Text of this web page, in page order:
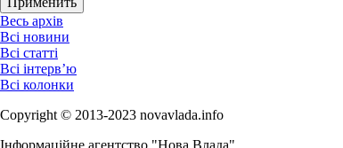
Весь архів
Всі новини
Всі статті
Всі інтерв’ю
Всі колонки
Copyright © 2013-2023 novavlada.info
Інформаційне агентство "Нова Влада"